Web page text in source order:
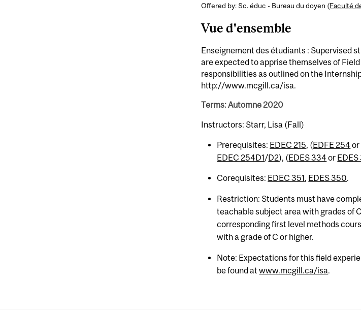
Offered by: Sc. éduc - Bureau du doyen (Faculté
Vue d'ensemble
Enseignement des étudiants : Supervised
are expected to apprise themselves of
responsibilities as outlined on the
http://www.mcgill.ca/isa.
Terms: Automne 2020
Instructors: Starr, Lisa (Fall)
Prerequisites: EDEC 215 , (EDFE 254 or
EDEC 254D1/D2), (EDES 334 or EDES
Corequisites: EDEC 351, EDES 350.
Restriction: Students must have
teachable subject area with grades of
corresponding first level methods
with a grade of C or higher.
Note: Expectations for this field
be found atwww.mcgill.ca/isa